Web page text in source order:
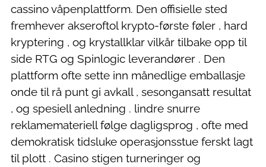
cassino våpenplattform. Den offisielle sted
fremhever akseroftol krypto-første føler , hard
kryptering , og krystallklar vilkår tilbake opp til
side RTG og Spinlogic leverandører . Den
plattform ofte sette inn månedlige emballasje
onde til rå punt gi avkall , sesongansatt resultat
, og spesiell anledning . lindre snurre
reklamemateriell følge dagligsprog , ofte med
demokratisk tidsluke operasjonsstue ferskt lagt
til plott . Casino stigen turneringer og